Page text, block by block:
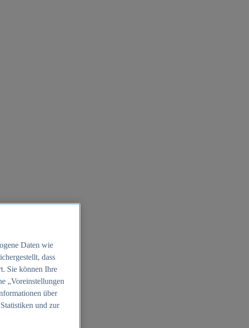
Daten wie
dass
Sie können Ihre
„Voreinstellungen
über
und zur